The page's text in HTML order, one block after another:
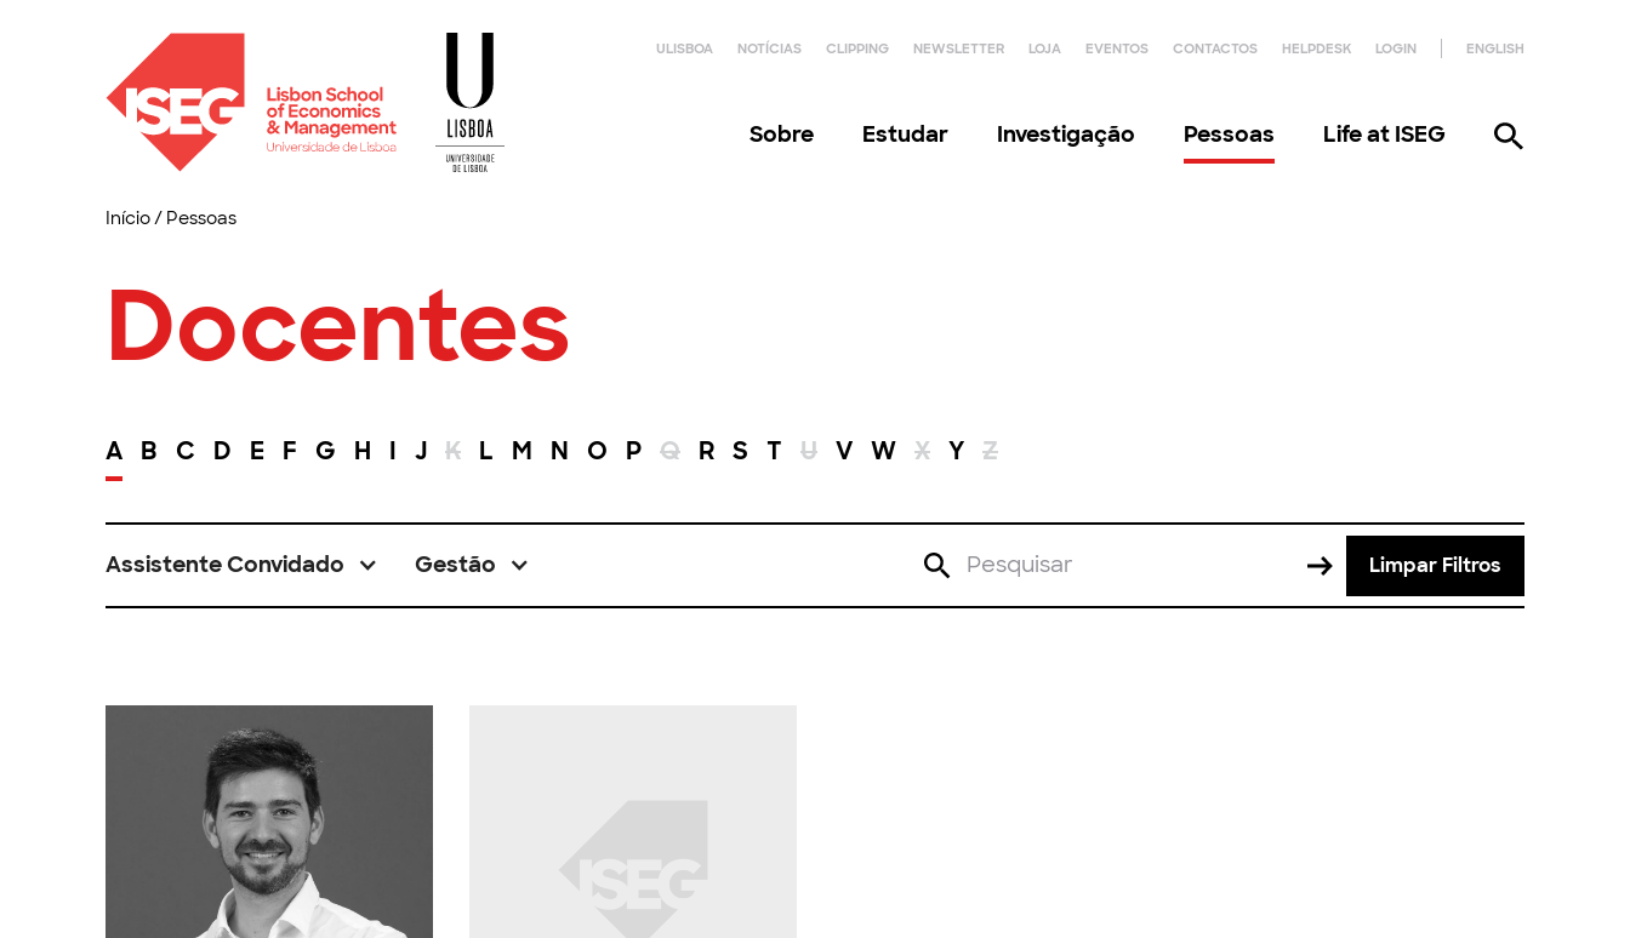
ULISBOA NOTÍCIAS CLIPPING NEWSLETTER LOJA EVENTOS CONTACTOS HELPDESK LOGIN ENGLISH
Sobre Estudar Investigação Pessoas Life at ISEG
Início/ Pessoas
Docentes
A B C D E F G H I J K L M N O P Q R S T U V W X Y Z
Assistente Convidado Gestão Limpar Filtros